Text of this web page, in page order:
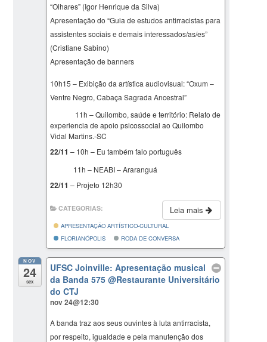
“Olhares” (Igor Henrique da Silva)
Apresentação do “Guia de estudos antirracistas para
assistentes sociais e demais interessados/as/es”
(Cristiane Sabino)
Apresentação de banners
10h15 – Exibição da artística audiovisual: “Oxum –
Ventre Negro, Cabaça Sagrada Ancestral”
11h – Quilombo, saúde e território: Relato de
experiencia de apoio psicossocial ao Quilombo
Vidal Martins.-SC
22/11 – 10h – Eu também falo português
11h – NEABI – Araranguá
22/11 – Projeto 12h30
Leia mais
CATEGORIAS:
APRESENTAÇÃO ARTÍSTICO-CULTURAL
FLORIANÓPOLIS
RODA DE CONVERSA
NOV
24
sex
UFSC Joinville: Apresentação musical
da Banda 575@Restaurante Universitário
do CTJ
nov 24@12:30
A banda traz aos seus ouvintes à luta antirracista,
por respeito, igualdade e pela manutenção dos